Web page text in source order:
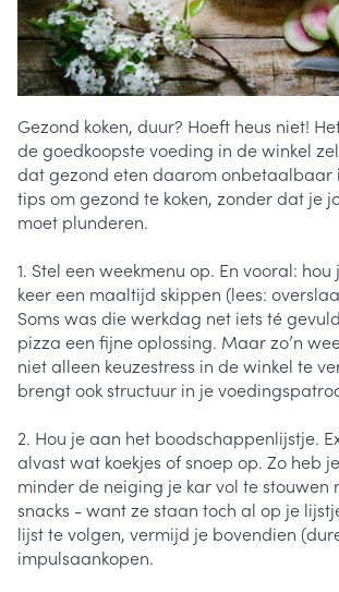
Gezond koken, duur? Hoeft heus niet!
de goedkoopste voeding in de winkel
dat gezond eten daarom onbetaalbaar
tips om gezond te koken, zonder dat je
moet plunderen.
1. Stel een weekmenu op. En vooral:
keer een maaltijd skippen (lees:
Soms was die werkdag net iets té
pizza een fijne oplossing. Maar zo’n
niet alleen keuzestress in de winkel te
brengt ook structuur in je
2. Hou je aan het boodschappenlijstje.
alvast wat koekjes of snoep op. Zo heb
minder de neiging je kar vol te stouwen
snacks - want ze staan toch al op je
lijst te volgen, vermijd je bovendien
impulsaankopen.